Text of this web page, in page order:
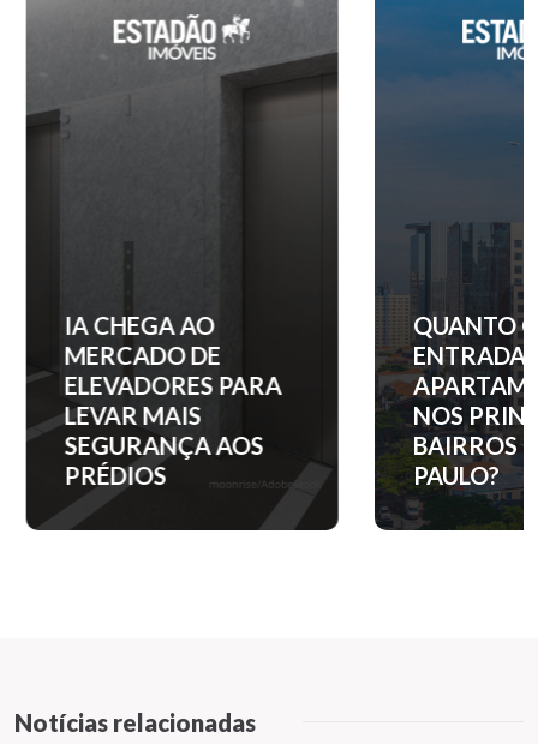
IA CHEGA AO
MERCADO DE
ELEVADORES PARA
LEVAR MAIS
SEGURANÇA AOS
PRÉDIOS
QUANTO
ENTRADA
NOS
BAIRROS
PAULO?
Notícias relacionadas